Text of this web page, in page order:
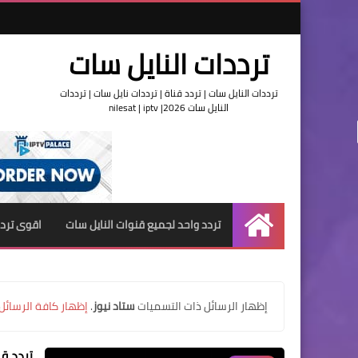
ترددات النايل سات
ترددات النايل سات | تردد قناة | ترددات نايل سات | ترددات
النايل سات 2026| nilesat | iptv
الرئيسية
تردد واحد لجميع قنوات النايل سات اقوى
‏إظهار الرسائل ذات التسمياتستاد نيوز.إظهار كافة